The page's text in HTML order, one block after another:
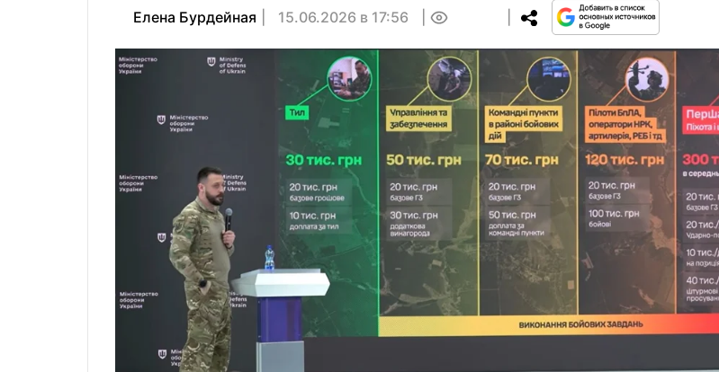
Елена Бурдейная 15.06.2026 в 17:56